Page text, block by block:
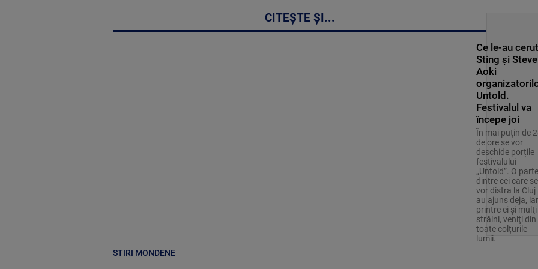
CITEȘTE ȘI...
STIRI MONDENE
Ce le-au cerut
Sting și Steve
Aoki
Untold.
Festivalul va
începe joi
În mai puțin de
de ore se vor
deschide porțile
festivalului
„Untold”. O parte
dintre cei care se
vor distra la Cluj
au ajuns deja, iar
printre ei și mulţi
străini, veniţi din
toate colțurile
lumii.